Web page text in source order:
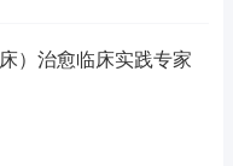
）治愈临床实践专家